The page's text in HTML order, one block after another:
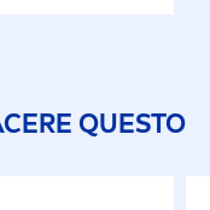
QUESTO